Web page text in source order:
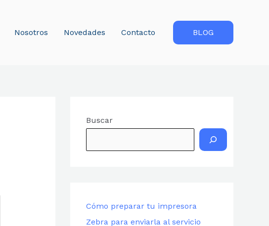
Nosotros Novedades Contacto BLOG
Buscar
Cómo preparar tu impresora
Zebra para enviarla al servicio